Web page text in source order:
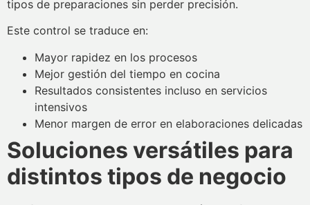
tipos de preparaciones sin perder precisión.
Este control se traduce en:
Mayor rapidez en los procesos
Mejor gestión del tiempo en cocina
Resultados consistentes incluso en servicios
intensivos
Menor margen de error en elaboraciones delicadas
Soluciones versátiles para
distintos tipos de negocio